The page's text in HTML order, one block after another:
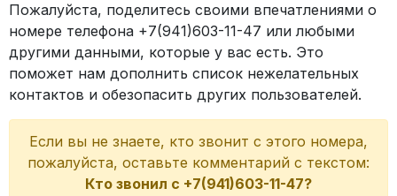
Пожалуйста, поделитесь своими впечатлениями о
номере телефона +7(941)603-11-47 или любыми
другими данными, которые у вас есть. Это
поможет нам дополнить список нежелательных
контактов и обезопасить других пользователей.
Если вы не знаете, кто звонит с этого номера,
пожалуйста, оставьте комментарий с текстом:
Кто звонил с +7(941)603-11-47?